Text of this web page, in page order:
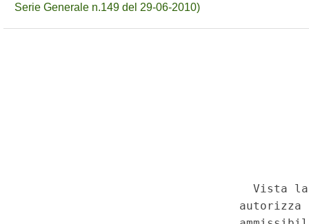
Serie Generale n.149 del 29-06-2010)